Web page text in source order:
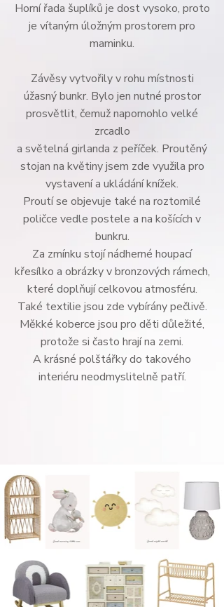
Horní řada šuplíků je dost vysoko, proto
je vítaným úložným prostorem pro
maminku.
Závěsy vytvořily v rohu místnosti
úžasný bunkr. Bylo jen nutné prostor
prosvětlit, čemuž napomohlo velké
zrcadlo
a světelná girlanda z peříček. Proutěný
stojan na květiny jsem zde využila pro
vystavení a ukládání knížek.
Proutí se objevuje také na roztomilé
poličce vedle postele a na košících v
bunkru.
Za zmínku stojí nádherné houpací
křesílko a obrázky v bronzových rámech,
které doplňují celkovou atmosféru.
Také textilie jsou zde vybírány pečlivě.
Měkké koberce jsou pro děti důležité,
protože si často hrají na zemi.
A krásné polštářky do takového
interiéru neodmyslitelně patří.